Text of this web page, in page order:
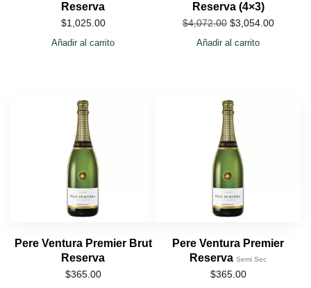
Reserva
$1,025.00
Añadir al carrito
Reserva (4×3)
$4,072.00 $3,054.00
Añadir al carrito
Pere Ventura Premier Brut
Reserva
$365.00
Pere Ventura Premier
Reserva Semi Sec
$365.00